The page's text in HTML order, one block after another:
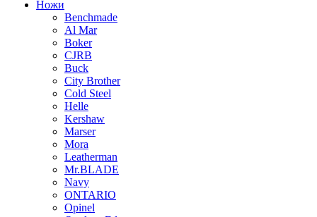
Ножи
Benchmade
Al Mar
Boker
CJRB
Buck
City Brother
Cold Steel
Helle
Kershaw
Marser
Mora
Leatherman
Mr.BLADE
Navy
ONTARIO
Opinel